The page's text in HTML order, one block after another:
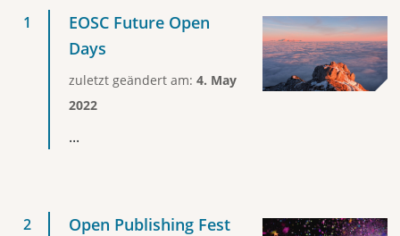
EOSC Future Open
Days
zuletzt geändert am: 4. May
2022
...
Open Publishing Fest